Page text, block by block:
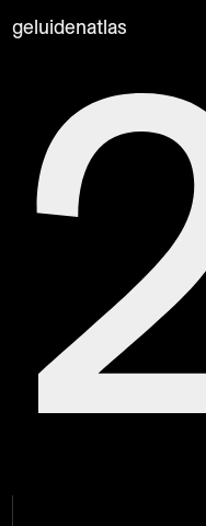
Ga naar de inhoud
geluidenatlas